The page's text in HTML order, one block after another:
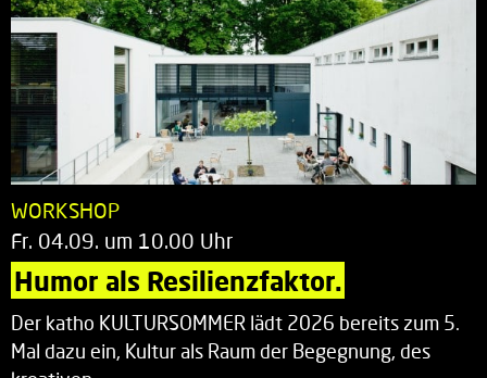
WORKSHOP
Fr. 04.09. um 10.00 Uhr
Humor als Resilienzfaktor.
Der katho KULTURSOMMER lädt 2026 bereits zum 5.
Mal dazu ein, Kultur als Raum der Begegnung, des